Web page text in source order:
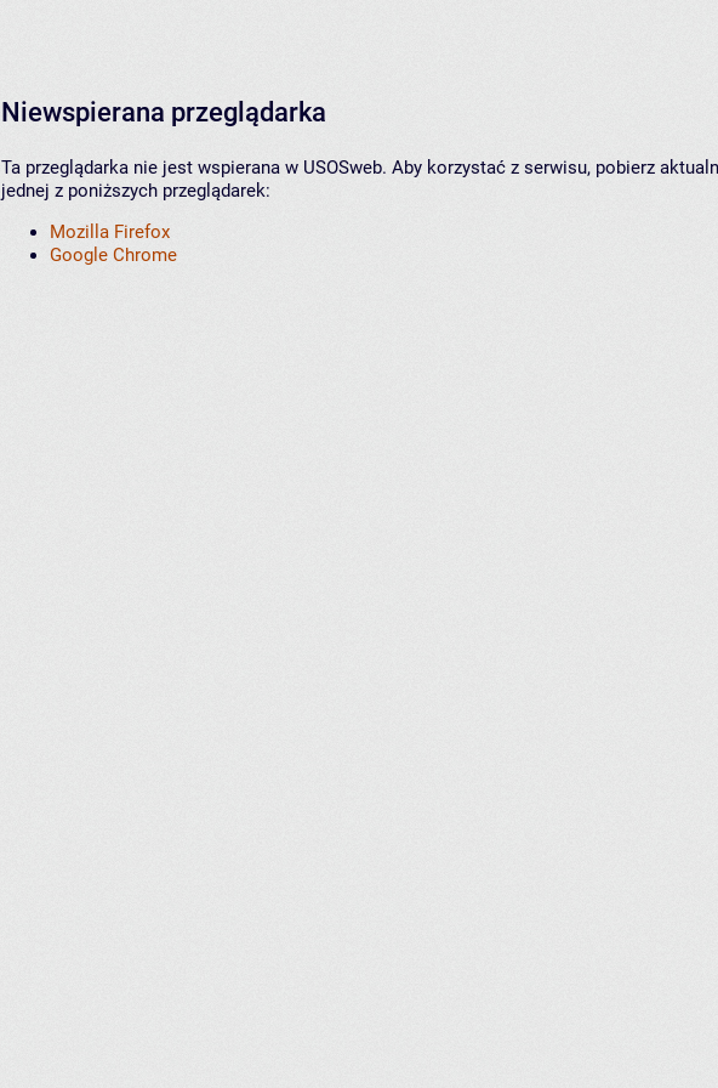
Niewspierana przeglądarka
Ta przeglądarka nie jest wspierana w USOSweb. Aby korzystać z serwisu, pobierz
jednej z poniższych przeglądarek:
Mozilla Firefox
Google Chrome